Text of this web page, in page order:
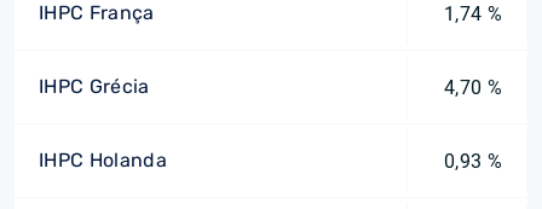
IHPC França 1,74 %
IHPC Grécia 4,70 %
IHPC Holanda 0,93 %